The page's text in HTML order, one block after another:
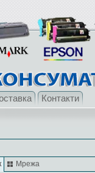
Контакти
Мрежа